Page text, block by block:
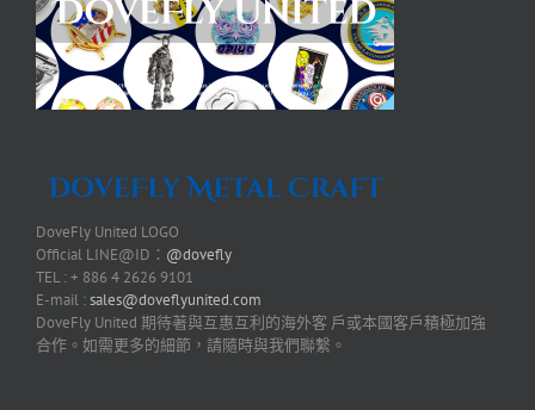
DoveFly United LOGO
Official LINE@ID： @dovefly
TEL : + 886 4 2626 9101
E-mail :sales@doveflyunited.com
DoveFly United 期待著與互惠互利的海外客 戶或本國客戶積極加強
合作。如需更多的細節，請隨時與我們聯繫。